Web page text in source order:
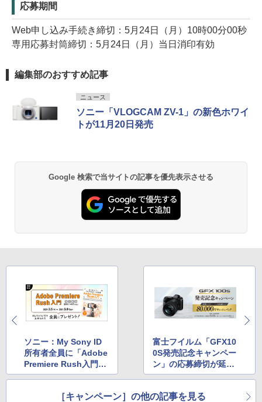
応募期間
Web申し込み手続き締切：5月24日（月）10時00分00秒
専用応募封筒締切：5月24日（月）当日消印有効
編集部のおすすめ記事
ニュース
ソニー「VLOGCAM ZV-1」の新色ホワイ
トが11月20日発売
Google 検索で当サイトの記事を優先表示させる
ソニー：My Sony ID
所有者全員に「Adobe
Premiere Rush入門」
電子版をプレゼント中
富士フイルム「GFX10
0S発売記念キャンペー
ン」の応募締切が延
長。品不足を鑑みて
［キャンペーン］の他の記事を見る